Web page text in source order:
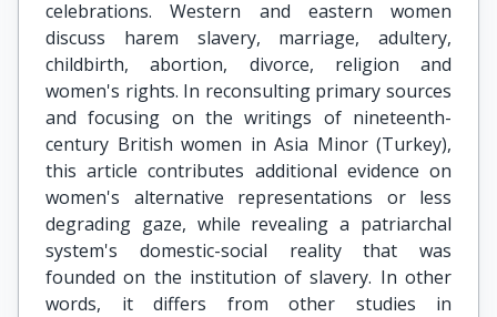
celebrations. Western and eastern women
discuss harem slavery, marriage, adultery,
childbirth, abortion, divorce, religion and
women's rights. In reconsulting primary sources
and focusing on the writings of nineteenth-
century British women in Asia Minor (Turkey),
this article contributes additional evidence on
women's alternative representations or less
degrading gaze, while revealing a patriarchal
system's domestic-social reality that was
founded on the institution of slavery. In other
words, it differs from other studies in